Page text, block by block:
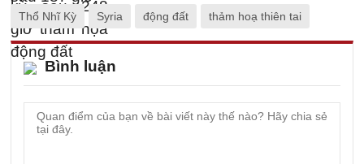
Thổ Nhĩ Kỳ Syria động đất thảm hoạ thiên tai
Bình luận